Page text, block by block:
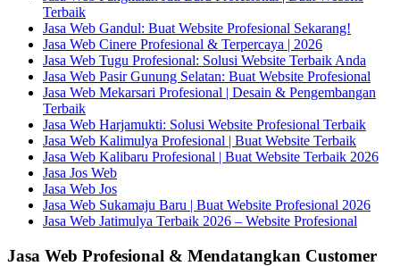
Terbaik
Jasa Web Gandul: Buat Website Profesional Sekarang!
Jasa Web Cinere Profesional & Terpercaya | 2026
Jasa Web Tugu Profesional: Solusi Website Terbaik Anda
Jasa Web Pasir Gunung Selatan: Buat Website Profesional
Jasa Web Mekarsari Profesional | Desain & Pengembangan
Terbaik
Jasa Web Harjamukti: Solusi Website Profesional Terbaik
Jasa Web Kalimulya Profesional | Buat Website Terbaik
Jasa Web Kalibaru Profesional | Buat Website Terbaik 2026
Jasa Jos Web
Jasa Web Jos
Jasa Web Sukamaju Baru | Buat Website Profesional 2026
Jasa Web Jatimulya Terbaik 2026 – Website Profesional
Jasa Web Profesional & Mendatangkan Customer